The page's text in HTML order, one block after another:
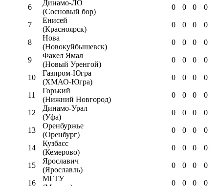
6
Динамо-ЛО
(Сосновый бор)
0 0 0 0
7
Енисей
(Красноярск)
0 0 0 0
8
Нова
(Новокуйбышевск)
0 0 0 0
9
Факел Ямал
(Новый Уренгой)
0 0 0 0
10
Газпром-Югра
(ХМАО-Югра)
0 0 0 0
11
Горький
(Нижний Новгород)
0 0 0 0
12
Динамо-Урал
(Уфа)
0 0 0 0
13
Оренбуржье
(Оренбург)
0 0 0 0
14
Кузбасс
(Кемерово)
0 0 0 0
15
Ярославич
(Ярославль)
0 0 0 0
16
МГТУ
0 0 0
0